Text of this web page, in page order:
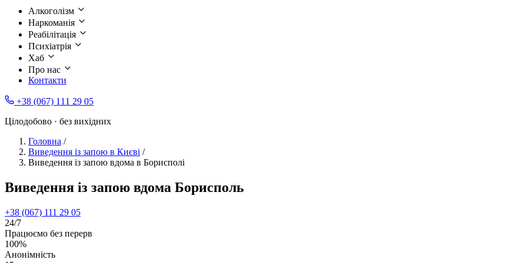
Алкоголізм
Наркоманія
Реабілітація
Психіатрія
Хаб
Про нас
Контакти
+38 (067) 111 29 05
Цілодобово · без вихідних
Головна /
Виведення із запою в Києві /
Виведення із запою вдома в Борисполі
Виведення із запою вдома Борисполь
+38 (067) 111 29 05
24/7
Працюємо без перерв
100%
Анонімність